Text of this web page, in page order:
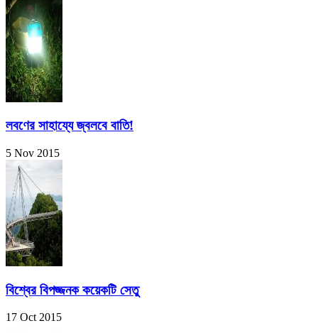
লবণের সাহায্যে জ্বলবে বাতি!
5 Nov 2015
বিশ্বের বিপজ্জনক কয়েকটি সেতু
17 Oct 2015